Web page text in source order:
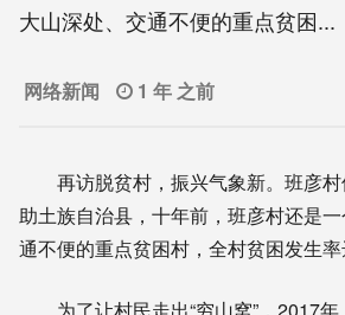
大山深处、交通不便的重点贫困...
网络新闻 1 年 之前
再访脱贫村，振兴气象新。班彦村
助土族自治县，十年前，班彦村还是
通不便的重点贫困村，全村贫困发生率
为了让村民走出“穷山窝”，2017年